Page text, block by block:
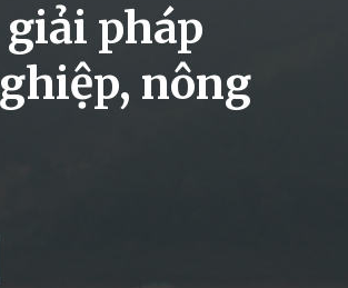
pháp
nông